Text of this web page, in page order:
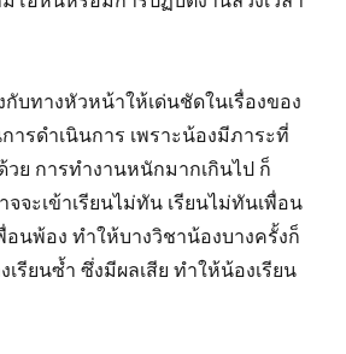
บทางหัวหน้าให้เด่นชัดในเรื่องของ
ารดำเนินการ เพราะน้องมีภาระที่
วย การทำงานหนักมากเกินไป ก็
จะเข้าเรียนไม่ทัน เรียนไม่ทันเพื่อน
อนพ้อง ทำให้บางวิชาน้องบางครั้งก็
เรียนซ้ำ ซึ่งมีผลเสีย ทำให้น้องเรียน